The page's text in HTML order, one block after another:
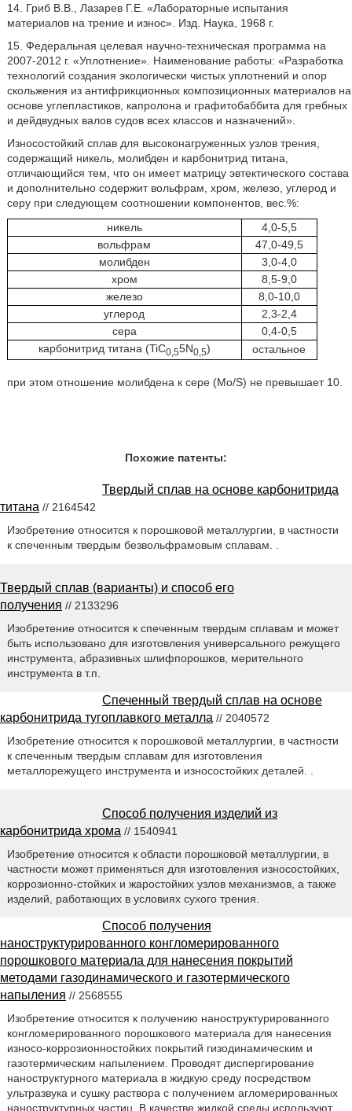
14. Гриб В.В., Лазарев Г.Е. «Лабораторные испытания
материалов на трение и износ». Изд. Наука, 1968 г.
15. Федеральная целевая научно-техническая программа на
2007-2012 г. «Уплотнение». Наименование работы: «Разработка
технологий создания экологически чистых уплотнений и опор
скольжения из антифрикционных композиционных материалов на
основе углепластиков, капролона и графитобаббита для гребных
и дейдвудных валов судов всех классов и назначений».
Износостойкий сплав для высоконагруженных узлов трения,
содержащий никель, молибден и карбонитрид титана,
отличающийся тем, что он имеет матрицу эвтектического состава
и дополнительно содержит вольфрам, хром, железо, углерод и
серу при следующем соотношении компонентов, вес.%:
никель
4,0-5,5
вольфрам
47,0-49,5
молибден
3,0-4,0
хром
8,5-9,0
железо
8,0-10,0
углерод
2,3-2,4
сера
0,4-0,5
карбонитрид титана (TiC0,55N0,5) остальное
при этом отношение молибдена к сере (Mo/S) не превышает 10.
Похожие патенты:
Твердый сплав на основе карбонитрида
титана // 2164542
Изобретение относится к порошковой металлургии, в частности
к спеченным твердым безвольфрамовым сплавам. .
Твердый сплав (варианты) и способ его
получения // 2133296
Изобретение относится к спеченным твердым сплавам и может
быть использовано для изготовления универсального режущего
инструмента, абразивных шлифпорошков, мерительного
инструмента в т.п.
Спеченный твердый сплав на основе
карбонитрида тугоплавкого металла // 2040572
Изобретение относится к порошковой металлургии, в частности
к спеченным твердым сплавам для изготовления
металлорежущего инструмента и износостойких деталей. .
Способ получения изделий из
карбонитрида хрома // 1540941
Изобретение относится к области порошковой металлургии, в
частности может применяться для изготовления износостойких,
коррозионно-стойких и жаростойких узлов механизмов, а также
изделий, работающих в условиях сухого трения.
Способ получения
наноструктурированного конгломерированного
порошкового материала для нанесения покрытий
методами газодинамического и газотермического
напыления // 2568555
Изобретение относится к получению наноструктурированного
конгломерированного порошкового материала для нанесения
износо-коррозионностойких покрытий гизодинамическим и
газотермическим напылением. Проводят диспергирование
наноструктурного материала в жидкую среду посредством
ультразвука и сушку раствора с получением агломерированных
наноструктурных частиц. В качестве жидкой среды используют